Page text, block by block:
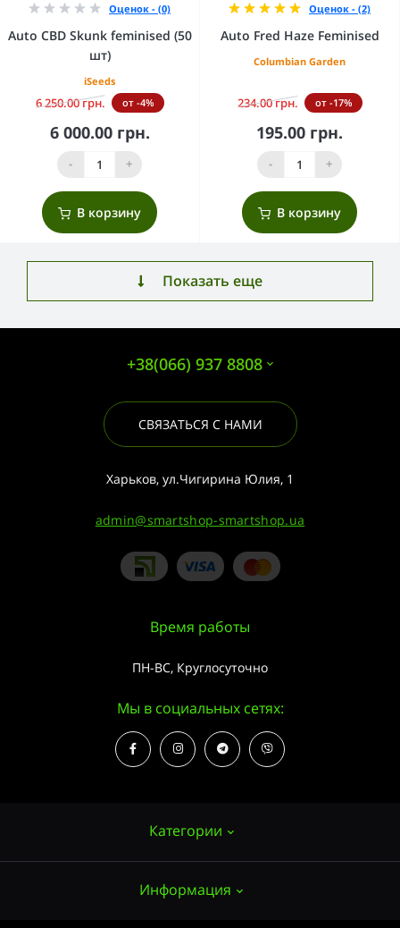
Оценок - (0)
Auto CBD Skunk feminised (50
шт)
iSeeds
6 250.00 грн. от -4%
6 000.00 грн.
- +
В корзину
Оценок - (2)
Auto Fred Haze Feminised
Columbian Garden
234.00 грн. от -17%
195.00 грн.
- +
В корзину
Показать еще
+38(066) 937 8808
СВЯЗАТЬСЯ С НАМИ
Харьков, ул.Чигирина Юлия, 1
admin@smartshop-smartshop.ua
Категории
Информация
Время работы
ПН-ВС, Круглосуточно
Мы в социальных сетях: